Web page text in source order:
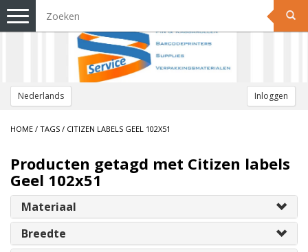
Nederlands Inloggen
Toggle
navigation
HOME / TAGS / CITIZEN LABELS GEEL 102X51
Producten getagd met Citizen labels
Geel 102x51
Materiaal
Breedte